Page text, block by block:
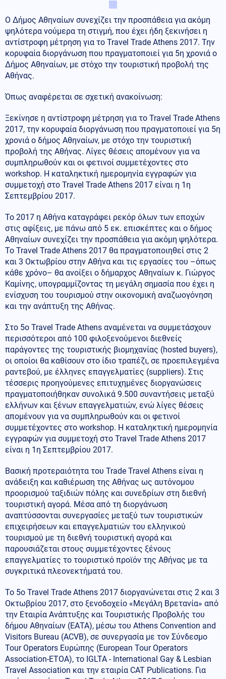
Ο Δήμος Αθηναίων συνεχίζει την προσπάθεια για ακόμη
ψηλότερα νούμερα τη στιγμή, που έχει ήδη ξεκινήσει η
αντίστροφη μέτρηση για το Travel Trade Athens 2017. Την
κορυφαία διοργάνωση που πραγματοποιεί για 5η χρονιά ο
Δήμος Αθηναίων, με στόχο την τουριστική προβολή της
Αθήνας.
Όπως αναφέρεται σε σχετική ανακοίνωση:
Ξεκίνησε η αντίστροφη μέτρηση για το Travel Trade Athens
2017, την κορυφαία διοργάνωση που πραγματοποιεί για 5η
χρονιά ο δήμος Αθηναίων, με στόχο την τουριστική
προβολή της Αθήνας. Λίγες θέσεις απομένουν για να
συμπληρωθούν και οι φετινοί συμμετέχοντες στο
workshop. Η καταληκτική ημερομηνία εγγραφών για
συμμετοχή στο Travel Trade Athens 2017 είναι η 1η
Σεπτεμβρίου 2017.
Το 2017 η Αθήνα καταγράφει ρεκόρ όλων των εποχών
στις αφίξεις, με πάνω από 5 εκ. επισκέπτες και ο δήμος
Αθηναίων συνεχίζει την προσπάθεια για ακόμη ψηλότερα.
Το Travel Trade Athens 2017 θα πραγματοποιηθεί στις 2
και 3 Οκτωβρίου στην Αθήνα και τις εργασίες του –όπως
κάθε χρόνο– θα ανοίξει ο δήμαρχος Αθηναίων κ. Γιώργος
Καμίνης, υπογραμμίζοντας τη μεγάλη σημασία που έχει η
ενίσχυση του τουρισμού στην οικονομική αναζωογόνηση
και την ανάπτυξη της Αθήνας.
Στο 5ο Travel Trade Athens αναμένεται να συμμετάσχουν
περισσότεροι από 100 φιλοξενούμενοι διεθνείς
παράγοντες της τουριστικής βιομηχανίας (hosted buyers),
οι οποίοι θα καθίσουν στο ίδιο τραπέζι, σε προεπιλεγμένα
ραντεβού, με έλληνες επαγγελματίες (suppliers). Στις
τέσσερις προηγούμενες επιτυχημένες διοργανώσεις
πραγματοποιήθηκαν συνολικά 9.500 συναντήσεις μεταξύ
ελλήνων και ξένων επαγγελματιών, ενώ λίγες θέσεις
απομένουν για να συμπληρωθούν και οι φετινοί
συμμετέχοντες στο workshop. Η καταληκτική ημερομηνία
εγγραφών για συμμετοχή στο Travel Trade Athens 2017
είναι η 1η Σεπτεμβρίου 2017.
Βασική προτεραιότητα του Trade Travel Athens είναι η
ανάδειξη και καθιέρωση της Αθήνας ως αυτόνομου
προορισμού ταξιδιών πόλης και συνεδρίων στη διεθνή
τουριστική αγορά. Μέσα από τη διοργάνωση
αναπτύσσονται συνεργασίες μεταξύ των τουριστικών
επιχειρήσεων και επαγγελματιών του ελληνικού
τουρισμού με τη διεθνή τουριστική αγορά και
παρουσιάζεται στους συμμετέχοντες ξένους
επαγγελματίες το τουριστικό προϊόν της Αθήνας με τα
συγκριτικά πλεονεκτήματά του.
Το 5ο Travel Trade Athens 2017 διοργανώνεται στις 2 και 3
Οκτωβρίου 2017, στο ξενοδοχείο «Μεγάλη Βρετανία» από
την Εταιρία Ανάπτυξης και Τουριστικής Προβολής του
δήμου Αθηναίων (ΕΑΤΑ), μέσω του Athens Convention and
Visitors Bureau (ACVB), σε συνεργασία με τον Σύνδεσμο
Tour Operators Ευρώπης (European Tour Operators
Association-ETOA), το IGLTA - International Gay & Lesbian
Travel Association και την εταιρία CAT Publications. Για